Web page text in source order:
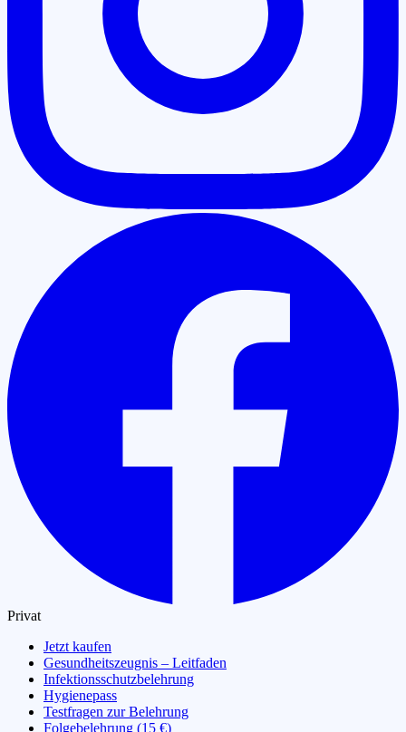
Privat
Jetzt kaufen
Gesundheitszeugnis – Leitfaden
Infektionsschutzbelehrung
Hygienepass
Testfragen zur Belehrung
Folgebelehrung (15 €)